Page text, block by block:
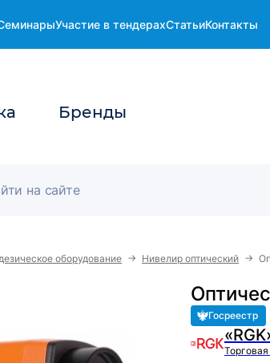
Участие в тендерахСтатьиКонтакты
Бренды
оборудование → Нивелир оптический →
Госреестр